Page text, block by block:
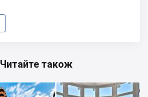
Читайте також